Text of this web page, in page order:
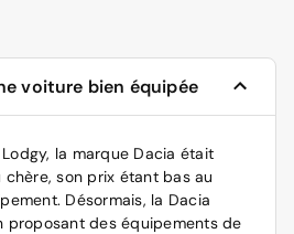
voiture bien équipée
la marque Dacia était
son prix étant bas au
Désormais, la Dacia
proposant des équipements de